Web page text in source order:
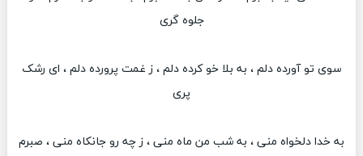
جلوه گری
سوی تو آورده دلم ، به بلا خو کرده دلم ، ز غمت پرورده دلم ، ای رشک
پری
به خدا دلخواه منی ، به شب من ماه منی ، ز چه رو جانکاه منی ، صبرم